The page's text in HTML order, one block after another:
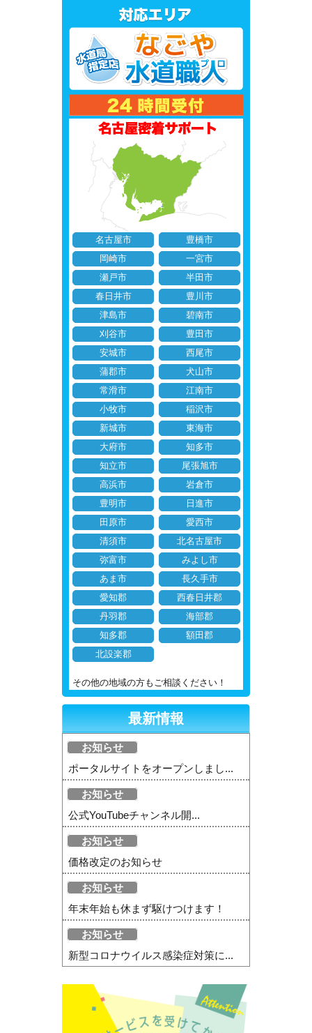
名古屋市
豊橋市
岡崎市
一宮市
瀬戸市
半田市
春日井市
豊川市
津島市
碧南市
刈谷市
豊田市
安城市
西尾市
蒲郡市
犬山市
常滑市
江南市
小牧市
稲沢市
新城市
東海市
大府市
知多市
知立市
尾張旭市
高浜市
岩倉市
豊明市
日進市
田原市
愛西市
清須市
北名古屋市
弥富市
みよし市
あま市
長久手市
愛知郡
西春日井郡
丹羽郡
海部郡
知多郡
額田郡
北設楽郡
その他の地域の方もご相談ください！
最新情報
お知らせ
ポータルサイトをオープンしまし...
お知らせ
公式YouTubeチャンネル開...
お知らせ
価格改定のお知らせ
お知らせ
年末年始も休まず駆けつけます！
お知らせ
新型コロナウイルス感染症対策に...